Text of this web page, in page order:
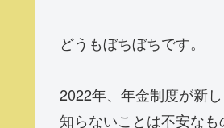
どうもぼちぼちです。
2022年、年金制度が新
知らないことは不安なも